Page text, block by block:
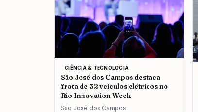
CIÊNCIA & TECNOLOGIA
São José dos Campos destaca
frota de 32 veículos elétricos no
Rio Innovation Week
São José dos Campos